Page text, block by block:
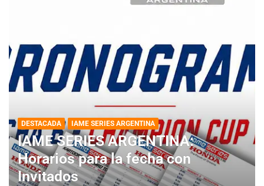
DESTACADA IAME SERIES ARGENTINA
IAME SERIES ARGENTINA:
Horarios para la fecha con
Invitados